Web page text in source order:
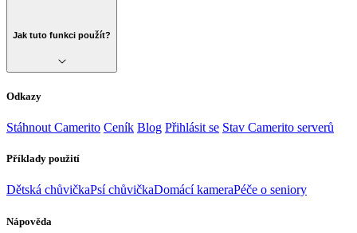
Jak tuto funkci použít?
Odkazy
Stáhnout Camerito Ceník Blog Přihlásit se Stav Camerito serverů
Příklady použití
Dětská chůvičkaPsí chůvičkaDomácí kameraPéče o seniory
Nápověda